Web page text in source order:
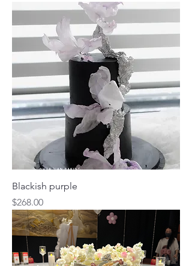
Blackish purple
價格
$268.00